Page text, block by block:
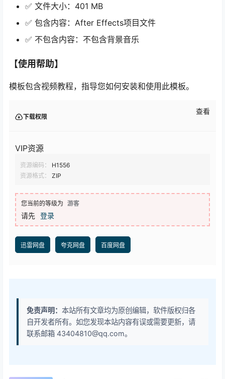
✅ 文件大小：401 MB
✅ 包含内容：After Effects项目文件
✅ 不包含内容：不包含背景音乐
【使用帮助】
模板包含视频教程，指导您如何安装和使用此模板。
下载权限
查看
VIP资源
资源编码：
H1556
资源格式：
ZIP
您当前的等级为 游客
请先 登录
迅雷网盘 夸克网盘 百度网盘
免责声明： 本站所有文章均为原创编辑，软件版权归各
自开发者所有。如您发现本站内容有误或需要更新，请
联系邮箱 43404810@qq.com。